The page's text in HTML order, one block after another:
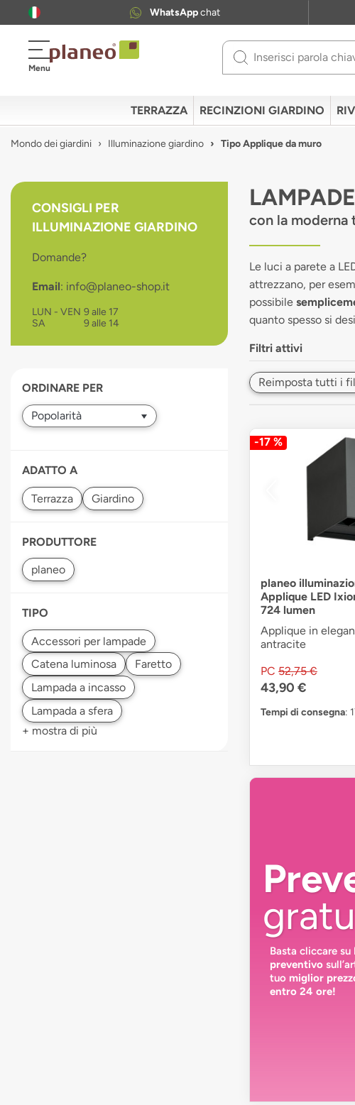
WhatsAppchat
Menu
Use
down
arrows
selected
search
result.
Touch
users
touch
gestures.
TERRAZZA RECINZIONI GIARDINO
Mondo dei giardini Illuminazione giardino Tipo Applique da muro
CONSIGLI PER
ILLUMINAZIONE GIARDINO
Domande?
Email: info@planeo-shop.it
LUN - VEN 9 alle 17
SA
9 alle 14
ORDINARE PER
ADATTO A
PRODUTTORE
TIPO
+ mostra di più
con la moderna
Le luci a parete a
attrezzano, per
possibile
quanto spesso si
Filtri attivi
Reimposta tutti i
-17 %
planeo
Applique LED
724 lumen
Applique in
antracite
PC 52,75 €
43,90 €
Tempi di consegna:
Basta cliccare su
preventivo
tuomiglior
entro 24 ore!